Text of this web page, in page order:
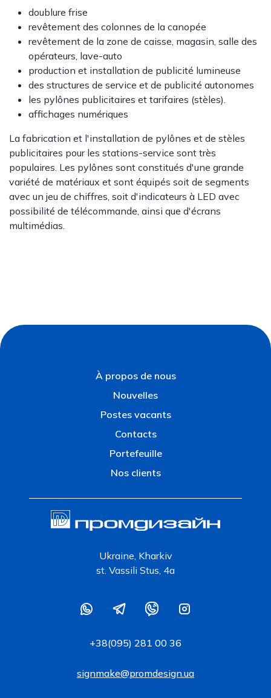
doublure frise
revêtement des colonnes de la canopée
revêtement de la zone de caisse, magasin, salle des
opérateurs, lave-auto
production et installation de publicité lumineuse
des structures de service et de publicité autonomes
les pylônes publicitaires et tarifaires (stèles).
affichages numériques
La fabrication et l'installation de pylônes et de stèles
publicitaires pour les stations-service sont très
populaires. Les pylônes sont constitués d'une grande
variété de matériaux et sont équipés soit de segments
avec un jeu de chiffres, soit d'indicateurs à LED avec
possibilité de télécommande, ainsi que d'écrans
multimédias.
À propos de nous
Nouvelles
Postes vacants
Contacts
Portefeuille
Nos clients
Ukraine, Kharkiv
st. Vassili Stus, 4a
+38(095) 281 00 36
signmake@promdesign.ua